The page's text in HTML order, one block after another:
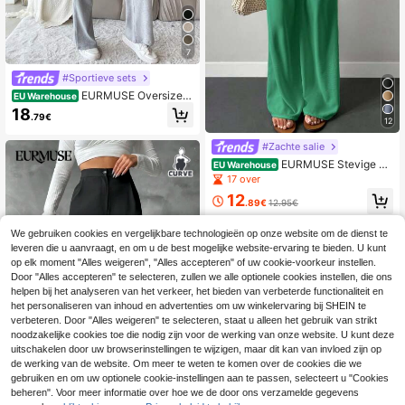
7
#Sportieve sets
EU Warehouse EURMUSE Oversized
shirt & broek
18.79€ 12
#Zachte salie
EU Warehouse EURMUSE Stevige El
astische taille Broeken met brede pi
jpen
17 over
12.89€12.95€
We gebruiken cookies en vergelijkbare technologieën op onze website om de dienst te
leveren die u aanvraagt, en om u de best mogelijke website-ervaring te bieden. U kunt
op elk moment "Alles weigeren", "Alles accepteren" of uw cookie-voorkeur instellen.
Door "Alles accepteren" te selecteren, zullen we alle optionele cookies instellen, die ons
helpen bij het analyseren van het verkeer, het bieden van verbeterde functionaliteit en
het personaliseren van inhoud en advertenties om uw winkelervaring bij SHEIN te
verbeteren. Door "Alles weigeren" te selecteren, staat u alleen het gebruik van strikt
noodzakelijke cookies toe die nodig zijn voor de werking van onze website. U kunt deze
uitschakelen door uw browserinstellingen te wijzigen, maar dit kan van invloed zijn op
de werking van de website. Om meer te weten te komen over de cookies die we
gebruiken en om uw optionele cookie-instellingen aan te passen, selecteert u "Cookies
beheren". Voor meer informatie over hoe we de door ons verzamelde gegevens